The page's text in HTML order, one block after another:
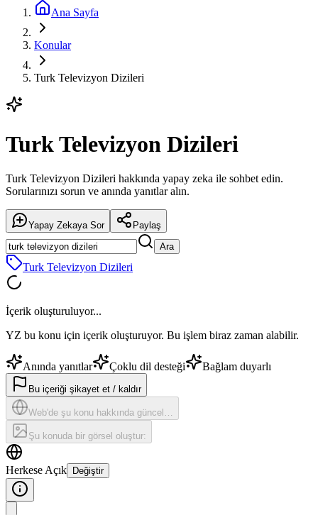
Ana Sayfa
Konular
Turk Televizyon Dizileri
Turk Televizyon Dizileri
Turk Televizyon Dizileri hakkında yapay zeka ile sohbet edin.
Sorularınızı sorun ve anında yanıtlar alın.
Yapay Zekaya Sor
Paylaş
Ara
Turk Televizyon Dizileri
İçerik oluşturuluyor...
YZ bu konu için içerik oluşturuyor. Bu işlem biraz zaman alabilir.
Anında yanıtlar Çoklu dil desteği Bağlam duyarlı
Bu içeriği şikayet et / kaldır
Web'de şu konu hakkında güncel…
Şu konuda bir görsel oluştur:
Herkese Açık Değiştir